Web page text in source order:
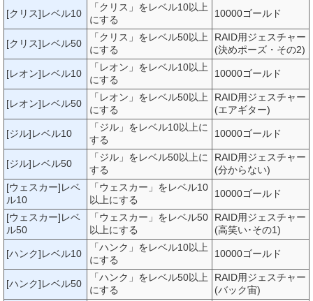
[クリス]レベル10
「クリス」をレベル10以上
にする
10000ゴールド
[クリス]レベル50
「クリス」をレベル50以上
にする
RAID用ジェスチャー
(決めポーズ・その2)
[レオン]レベル10
「レオン」をレベル10以上
にする
10000ゴールド
[レオン]レベル50
「レオン」をレベル50以上
にする
RAID用ジェスチャー
(エアギター)
[ジル]レベル10
「ジル」をレベル10以上に
する
10000ゴールド
[ジル]レベル50
「ジル」をレベル50以上に
する
RAID用ジェスチャー
(分からない)
[ウェスカー]レベ
ル10
「ウェスカー」をレベル10
以上にする
10000ゴールド
[ウェスカー]レベ
ル50
「ウェスカー」をレベル50
以上にする
RAID用ジェスチャー
(高笑い･その1)
[ハンク]レベル10
「ハンク」をレベル10以上
にする
10000ゴールド
[ハンク]レベル50
「ハンク」をレベル50以上
にする
RAID用ジェスチャー
(バック宙)